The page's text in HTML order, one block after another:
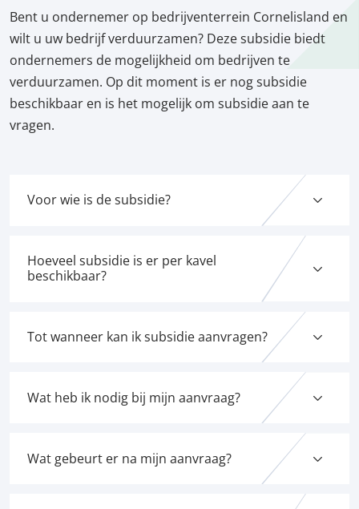
Bent u ondernemer op bedrijventerrein Cornelisland en
wilt u uw bedrijf verduurzamen? Deze subsidie biedt
ondernemers de mogelijkheid om bedrijven te
verduurzamen. Op dit moment is er nog subsidie
beschikbaar en is het mogelijk om subsidie aan te
vragen.
Voor wie is de subsidie?
Hoeveel subsidie is er per kavel
beschikbaar?
Tot wanneer kan ik subsidie aanvragen?
Wat heb ik nodig bij mijn aanvraag?
Wat gebeurt er na mijn aanvraag?